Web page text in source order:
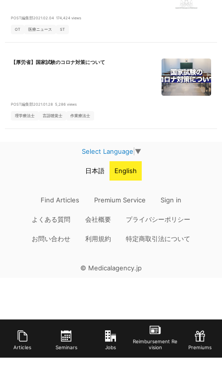
Articles Seminars Jobs
Reimbursement Re
vision
Premiums
POST編集部2021.02.04 174,424 views
OT 医療ニュース ST
【厚労省】国家試験のコロナ対策について
POST編集部2021.01.28 5,286 views
理学療法士 言語聴覚士 作業療法士
Select Language ▼
日本語 English
Find Articles Premium Service Sign in
よくある質問 会社概要 プライバシーポリシー
お問い合わせ 利用規約 特定商取引法について
© Medicalagency.jp